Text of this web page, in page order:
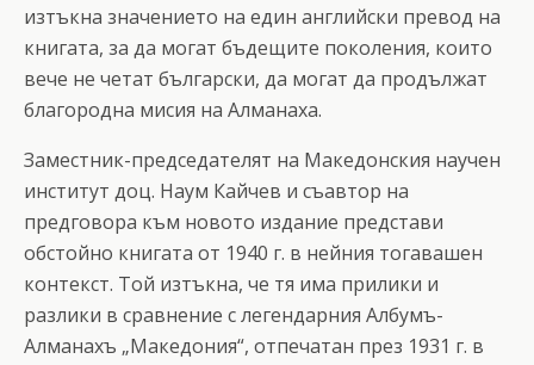
изтъкна значението на един английски превод на
книгата, за да могат бъдещите поколения, които
вече не четат български, да могат да продължат
благородна мисия на Алманаха.
Заместник-председателят на Македонския научен
институт доц. Наум Кайчев и съавтор на
предговора към новото издание представи
обстойно книгата от 1940 г. в нейния тогавашен
контекст. Той изтъкна, че тя има прилики и
разлики в сравнение с легендарния Албумъ-
Алманахъ „Македония“, отпечатан през 1931 г. в